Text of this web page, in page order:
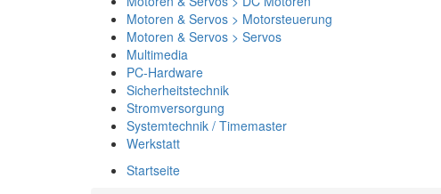
Motoren & Servos > Motorsteuerung
Motoren & Servos > Servos
Multimedia
PC-Hardware
Sicherheitstechnik
Stromversorgung
Systemtechnik / Timemaster
Werkstatt
Startseite